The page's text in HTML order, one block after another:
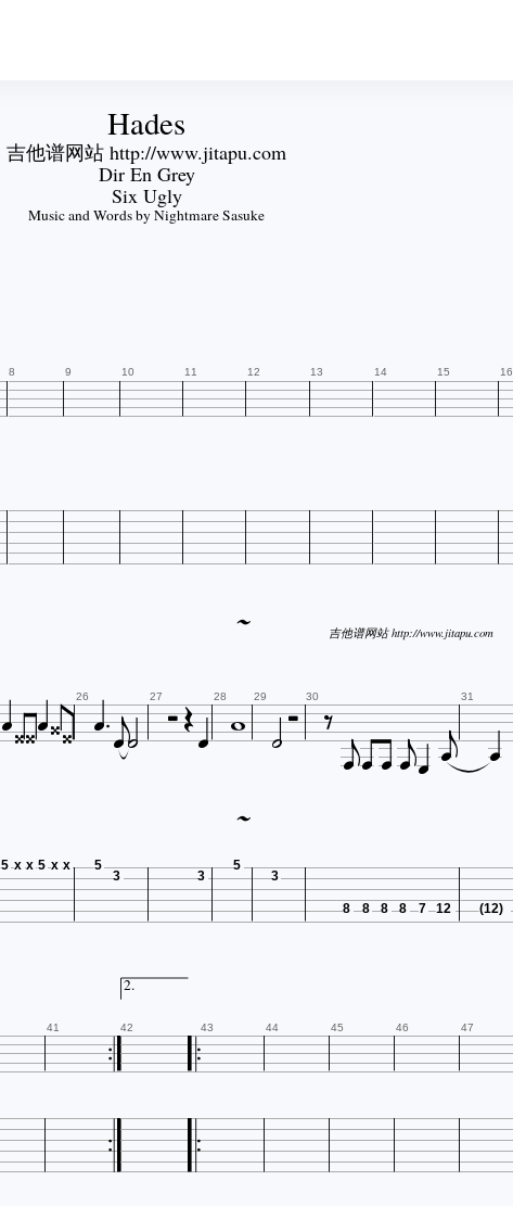
Hades
吉他谱网站 http://www.jitapu.com
Dir En Grey
Six Ugly
Music and Words by Nightmare Sasuke
8 9 10 11 12 13 14 15 16
 吉他谱网站 http://www.jitapu.com
 26 
 27  28  29  30 
   31 

5 x x 5 x x 5
3 3
5
3
8 8 8 8 7 12 (12)
2.
41 42 43 44 45 46 47